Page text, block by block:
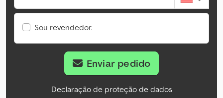
Sou revendedor.
Enviar pedido
Declaração de proteção de dados